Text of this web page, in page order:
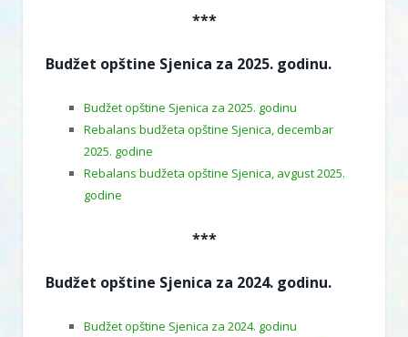
***
Budžet opštine Sjenica za 2025. godinu.
Budžet opštine Sjenica za 2025. godinu
Rebalans budžeta opštine Sjenica, decembar
2025. godine
Rebalans budžeta opštine Sjenica, avgust 2025.
godine
***
Budžet opštine Sjenica za 2024. godinu.
Budžet opštine Sjenica za 2024. godinu